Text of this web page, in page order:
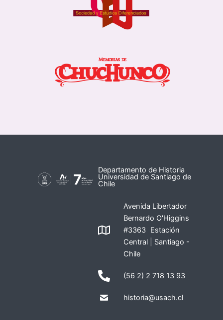
Departamento de Historia
Universidad de Santiago de
Chile
Avenida Libertador
Bernardo O'Higgins
#3363 Estación
Central | Santiago -
Chile
(56 2) 2 718 13 93
historia@usach.cl